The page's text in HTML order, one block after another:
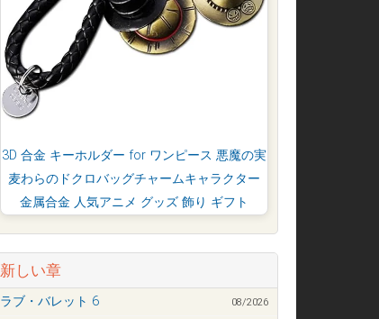
3D 合金 キーホルダー for ワンピース 悪魔の実
麦わらのドクロバッグチャームキャラクター
金属合金 人気アニメ グッズ 飾り ギフト
新しい章
ラブ・バレット 6 08/2026